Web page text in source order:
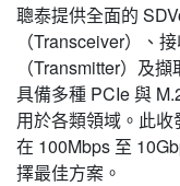
聰泰提供全面的
（Transceiver）、
（Transmitter）及
具備多種 PCIe 與
用於各類領域。此
在 100Mbps 至
擇最佳方案。